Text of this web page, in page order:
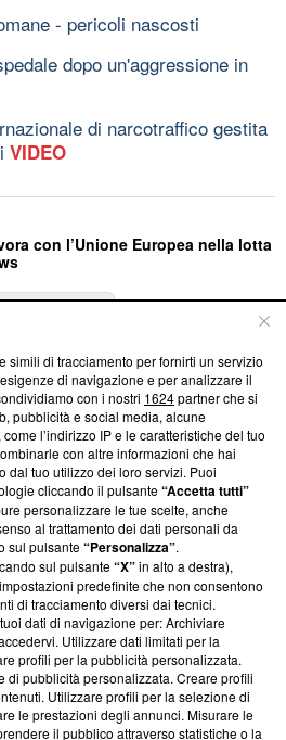
- pericoli nascosti
dopo un'aggressione in
di narcotraffico gestita
VIDEO
con l’Unione Europea nella lotta
trasparenti su Blasting
e su come ci impegniamo a
afferma la nostra aderenza a
Blasting News non è
ma ha richiesto di farne
ancora effettuato una verifica di
simili di tracciamento per fornirti un servizio
di navigazione e per analizzare il
con i nostri 1624partner che si
pubblicità e social media, alcune
l’indirizzo IP e le caratteristiche del tuo
con altre informazioni che hai
dal tuo utilizzo dei loro servizi. Puoi
cliccando il pulsante“Accetta tutti”
personalizzare le tue scelte, anche
al trattamento dei dati personali da
sul pulsante“Personalizza”.
sul pulsante“X”in alto a destra),
predefinite che non consentono
di tracciamento diversi dai tecnici.
dati di navigazione per: Archiviare
Utilizzare dati limitati per la
profili per la pubblicità personalizzata.
di pubblicità personalizzata. Creare profili
Utilizzare profili per la selezione di
le prestazioni degli annunci. Misurare le
il pubblico attraverso statistiche o la